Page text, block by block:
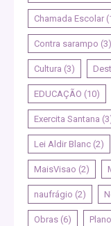
Chamada Escolar
Contra sarampo (3)
Cultura (3)
EDUCAÇÃO (10)
Exercita Santana
Lei Aldir Blanc (2)
MaisVisao (2)
naufrágio (2)
Obras (6)